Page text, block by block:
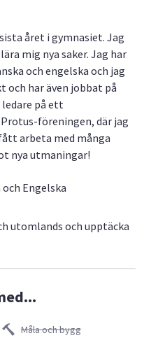
året i gymnasiet. Jag
mig nya saker. Jag har
och engelska och jag
och har även jobbat på
på ett
föreningen, där jag
arbeta med många
nya utmaningar!
och Engelska
utomlands och upptäcka
Måla och bygg